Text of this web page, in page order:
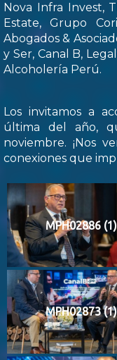
Nova Infra Invest,
Estate, Grupo
Abogados &
y Ser, Canal B,
Alcoholería Perú.
Los invitamos a
última del año,
noviembre. ¡Nos
conexiones que
MPH02886 (1)
MPH02873 (1)